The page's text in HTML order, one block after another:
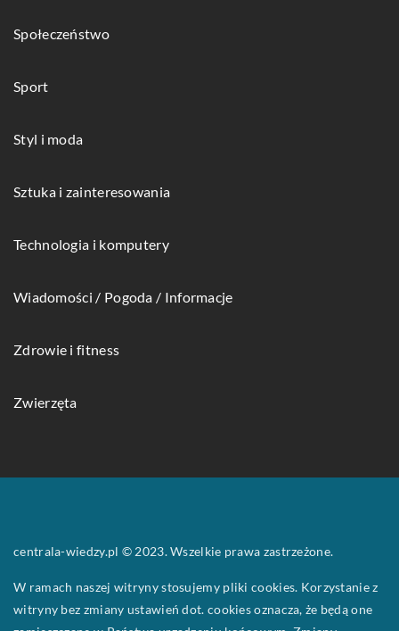
Społeczeństwo
Sport
Styl i moda
Sztuka i zainteresowania
Technologia i komputery
Wiadomości / Pogoda / Informacje
Zdrowie i fitness
Zwierzęta
centrala-wiedzy.pl © 2023. Wszelkie prawa zastrzeżone.
W ramach naszej witryny stosujemy pliki cookies. Korzystanie z
witryny bez zmiany ustawień dot. cookies oznacza, że będą one